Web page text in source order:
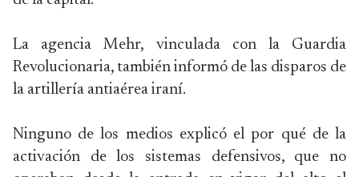
La agencia Mehr, vinculada con la Guardia
Revolucionaria, también informó de las disparos de
la artillería antiaérea iraní.
Ninguno de los medios explicó el por qué de la
activación de los sistemas defensivos, que no